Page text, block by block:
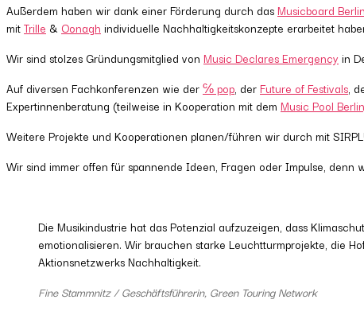
Außerdem haben wir dank einer Förderung durch das Musicboard Berlin
mitTrille & Oonagh individuelle Nachhaltigkeitskonzepte erarbeitet
Wir sind stolzes Gründungsmitglied von Music Declares Emergency in
Auf diversen Fachkonferenzen wie der℅ pop, der Future of Festivals,
Expertinnenberatung (teilweise in Kooperation mit dem Music Pool
Weitere Projekte und Kooperationen planen/führen wir durch mit
Wir sind immer offen für spannende Ideen, Fragen oder Impulse,
Die Musikindustrie hat das Potenzial aufzuzeigen, dass
emotionalisieren. Wir brauchen starke Leuchtturmprojekte, die
Aktionsnetzwerks Nachhaltigkeit.
Fine Stammnitz / Geschäftsführerin, Green Touring Network